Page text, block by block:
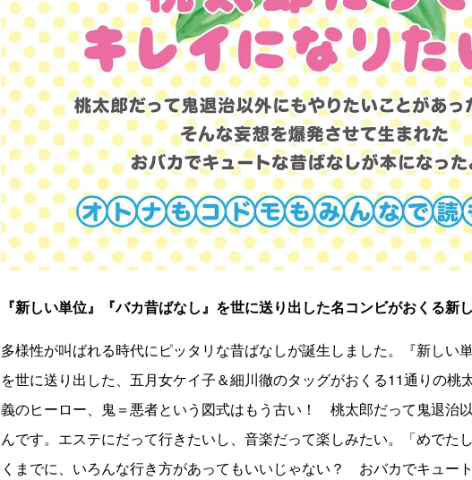
『新しい単位』『バカ昔ばなし』を世に送り出した名コンビがおくる新
多様性が叫ばれる時代にピッタリな昔ばなしが誕生しました。『新しい
を世に送り出した、五月女ケイ子＆細川徹のタッグがおくる11通りの桃
義のヒーロー、鬼＝悪者という図式はもう古い！ 桃太郎だって鬼退治
んです。エステにだって行きたいし、音楽だって楽しみたい。「めでた
くまでに、いろんな行き方があってもいいじゃない？ おバカでキュー